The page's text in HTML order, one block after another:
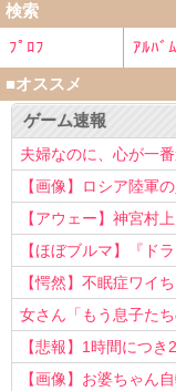
検索
ﾌﾟﾛﾌ
ｱﾙﾊﾞﾑ
■オススメ
ゲーム速報
夫婦なのに、心が一
【画像】ロシア陸軍
【アウェー】神宮村
【ほぼブルマ】『ド
ン、クッソ可愛すぎ
【愕然】不眠症ワイ
ｗｗｗｗ
女さん「もう息子た
う知らない！」
【悲報】1時間につ
以上転職を重ねてし
【画像】お婆ちゃん